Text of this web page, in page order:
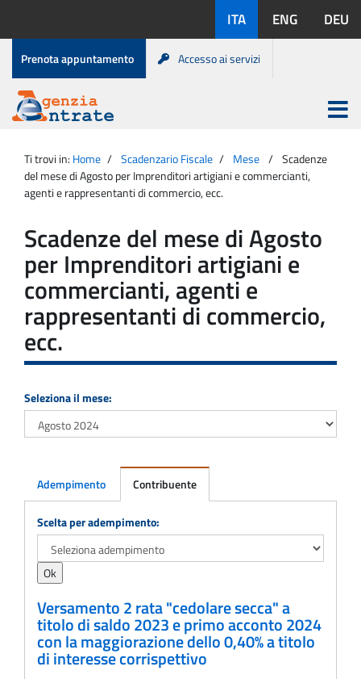
contenuto
disponibili:
ITA ENG DEU
Menu
di
servizio
Prenota appuntamento Accesso ai servizi
Agenzia
Entrate
Apri
menu
principale
Ti trovi in: Home Scadenzario Fiscale Mese
Scadenze
del mese di Agosto per Imprenditori artigiani e commercianti,
agenti e rappresentanti di commercio, ecc.
Scadenze del mese di Agosto
per Imprenditori artigiani e
commercianti, agenti e
rappresentanti di commercio,
ecc.
Seleziona il mese:
Adempimento Contribuente
Adempimento
Scelta per adempimento:
Versamento 2 rata "cedolare secca" a
titolo di saldo 2023 e primo acconto 2024
con la maggiorazione dello 0,40% a titolo
di interesse corrispettivo